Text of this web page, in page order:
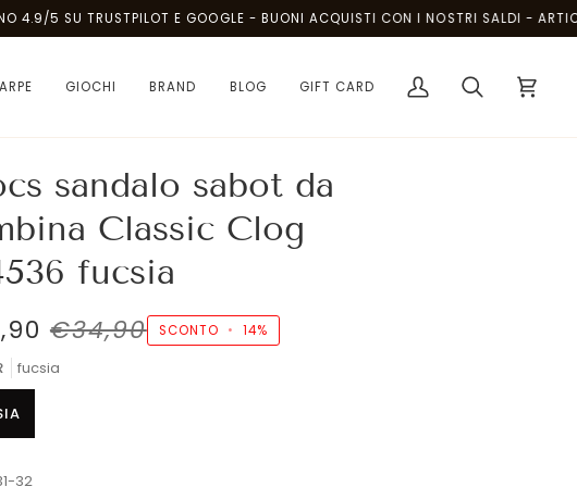
TRUSTPILOT E GOOGLE - BUONI ACQUISTI CON I NOSTRI SALDI - ARTICOLI AL
GIOCHI BRAND BLOG GIFT CARD
Il
account
Cerca Carrello
sandalo sabot da
Classic Clog
fucsia
€34,90 SCONTO • 14%
fucsia
32